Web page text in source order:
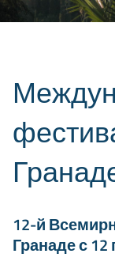
12-й
Гранаде с 12